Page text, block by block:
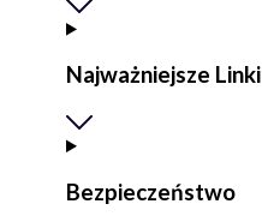
Najważniejsze Linki
Bezpieczeństwo